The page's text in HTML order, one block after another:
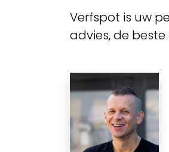
Verfspot is uw
advies, de